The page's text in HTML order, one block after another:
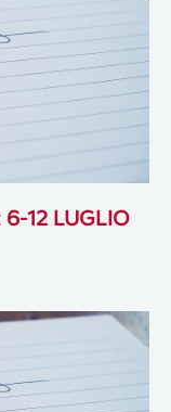
12 LUGLIO